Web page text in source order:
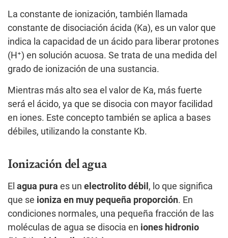
La constante de ionización, también llamada
constante de disociación ácida (Ka), es un valor que
indica la capacidad de un ácido para liberar protones
(H⁺) en solución acuosa. Se trata de una medida del
grado de ionización de una sustancia.
Mientras más alto sea el valor de Ka, más fuerte
será el ácido, ya que se disocia con mayor facilidad
en iones. Este concepto también se aplica a bases
débiles, utilizando la constante Kb.
Ionización del agua
El agua pura es un electrolito débil , lo que significa
que se ioniza en muy pequeña proporción. En
condiciones normales, una pequeña fracción de las
moléculas de agua se disocia en iones hidronio